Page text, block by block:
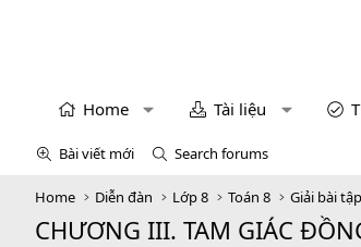
Home Tài liệu
Bài viết mới Search forums
Home Diễn đàn Lớp 8 Toán 8 Giải bài
CHƯƠNG III. TAM GIÁC